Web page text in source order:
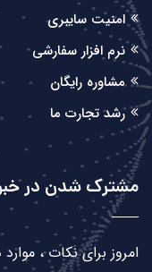
امنیت سایبری
نرم افزار سفارشی
مشاوره رایگان
رشد تجارت ما
مشترک شدن در
امروز برای نکات ،